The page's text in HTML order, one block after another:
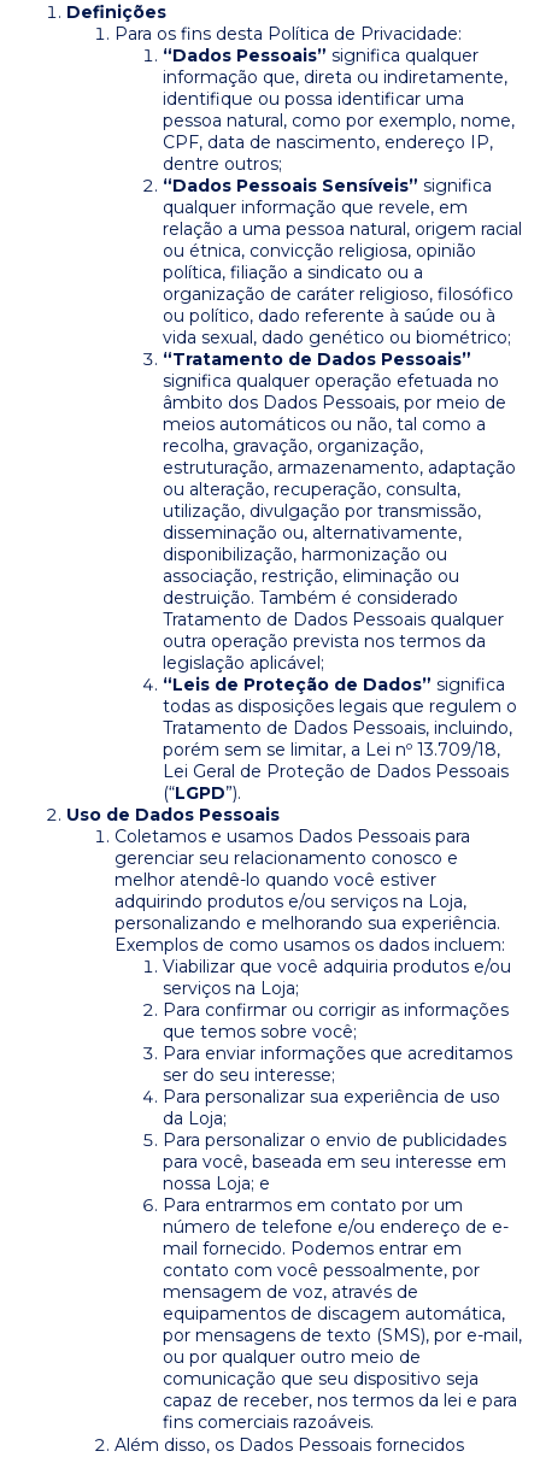
Definições
Para os fins desta Política de Privacidade:
“Dados Pessoais” significa qualquer
informação que, direta ou indiretamente,
identifique ou possa identificar uma
pessoa natural, como por exemplo, nome,
CPF, data de nascimento, endereço IP,
dentre outros;
“Dados Pessoais Sensíveis” significa
qualquer informação que revele, em
relação a uma pessoa natural, origem racial
ou étnica, convicção religiosa, opinião
política, filiação a sindicato ou a
organização de caráter religioso, filosófico
ou político, dado referente à saúde ou à
vida sexual, dado genético ou biométrico;
“Tratamento de Dados Pessoais”
significa qualquer operação efetuada no
âmbito dos Dados Pessoais, por meio de
meios automáticos ou não, tal como a
recolha, gravação, organização,
estruturação, armazenamento, adaptação
ou alteração, recuperação, consulta,
utilização, divulgação por transmissão,
disseminação ou, alternativamente,
disponibilização, harmonização ou
associação, restrição, eliminação ou
destruição. Também é considerado
Tratamento de Dados Pessoais qualquer
outra operação prevista nos termos da
legislação aplicável;
“Leis de Proteção de Dados” significa
todas as disposições legais que regulem o
Tratamento de Dados Pessoais, incluindo,
porém sem se limitar, a Lei nº 13.709/18,
Lei Geral de Proteção de Dados Pessoais
(“LGPD”).
Uso de Dados Pessoais
Coletamos e usamos Dados Pessoais para
gerenciar seu relacionamento conosco e
melhor atendê-lo quando você estiver
adquirindo produtos e/ou serviços na Loja,
personalizando e melhorando sua experiência.
Exemplos de como usamos os dados incluem:
Viabilizar que você adquiria produtos e/ou
serviços na Loja;
Para confirmar ou corrigir as informações
que temos sobre você;
Para enviar informações que acreditamos
ser do seu interesse;
Para personalizar sua experiência de uso
da Loja;
Para personalizar o envio de publicidades
para você, baseada em seu interesse em
nossa Loja; e
Para entrarmos em contato por um
número de telefone e/ou endereço de e-
mail fornecido. Podemos entrar em
contato com você pessoalmente, por
mensagem de voz, através de
equipamentos de discagem automática,
por mensagens de texto (SMS), por e-mail,
ou por qualquer outro meio de
comunicação que seu dispositivo seja
capaz de receber, nos termos da lei e para
fins comerciais razoáveis.
Além disso, os Dados Pessoais fornecidos